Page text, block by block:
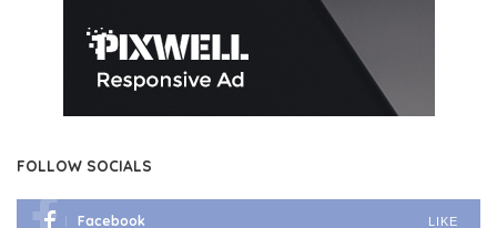
FOLLOW SOCIALS
Facebook LIKE